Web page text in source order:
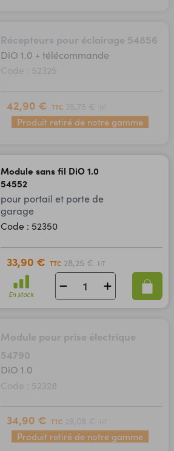
Récepteurs pour éclairage 54856
DiO 1.0 + télécommande
Code : 52325
42,90 € TTC 35,75 € HT
Produit retiré de notre gamme
Module sans fil DiO 1.0
54552
pour portail et porte de
garage
Code : 52350
33,90 € TTC 28,25 € HT
En stock
Module pour prise électrique
54790
DiO 1.0
Code : 52328
34,90 € TTC 29,08 € HT
Produit retiré de notre gamme